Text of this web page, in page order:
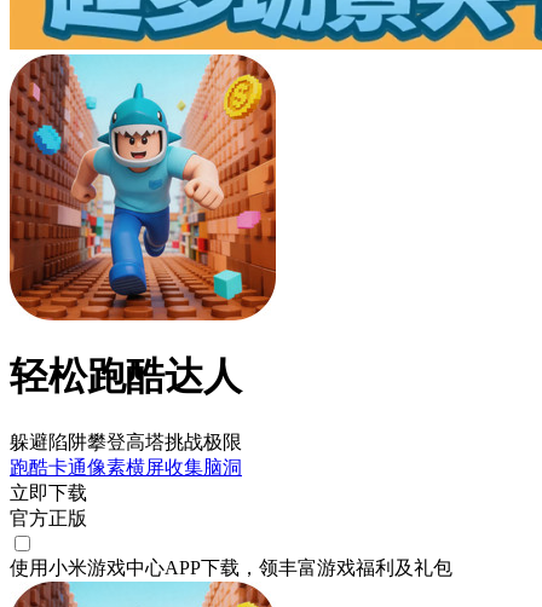
轻松跑酷达人
躲避陷阱攀登高塔挑战极限
跑酷卡通像素横屏收集脑洞
立即下载
官方正版
使用小米游戏中心APP下载 ，领丰富游戏福利 及礼包